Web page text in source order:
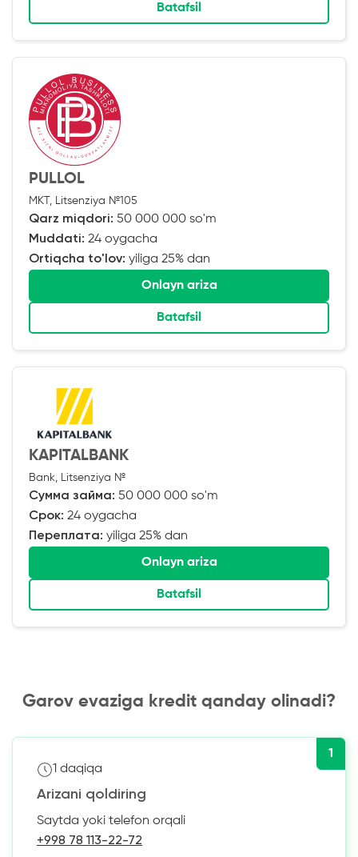
Batafsil
PULLOL
MKT, Litsenziya №105
Qarz miqdori: 50 000 000 so'm
Muddati: 24 oygacha
Ortiqcha to'lov: yiliga 25% dan
Onlayn ariza
Batafsil
KAPITALBANK
Bank, Litsenziya №
Сумма займа: 50 000 000 so'm
Срок: 24 oygacha
Переплата: yiliga 25% dan
Onlayn ariza
Batafsil
Garov evaziga kredit qanday olinadi?
1
1 daqiqa
Arizani qoldiring
Saytda yoki telefon orqali
+998 78 113-22-72